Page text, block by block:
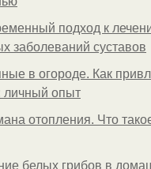
подход к
заболеваний суставов
в огороде. Как
личный опыт
отопления. Что
белых грибов в